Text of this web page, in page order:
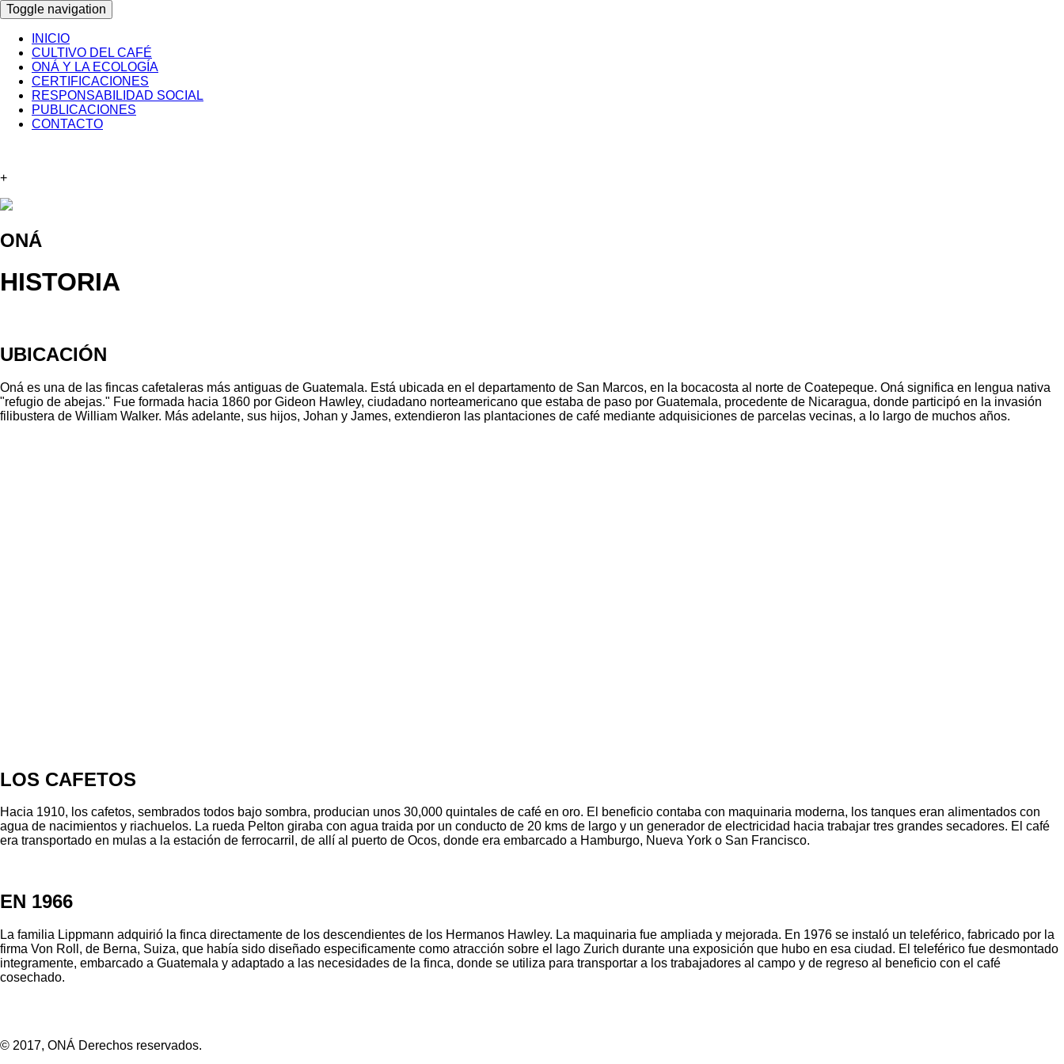
Toggle navigation
INICIO
CULTIVO DEL CAFÉ
ONÁ Y LA ECOLOGÍA
CERTIFICACIONES
RESPONSABILIDAD SOCIAL
PUBLICACIONES
CONTACTO
+
ONÁ
HISTORIA
UBICACIÓN
Oná es una de las fincas cafetaleras más antiguas de Guatemala. Está ubicada en el departamento de San Marcos, en la bocacosta al norte de Coatepeque. Oná significa en lengua nativa
"refugio de abejas." Fue formada hacia 1860 por Gideon Hawley, ciudadano norteamericano que estaba de paso por Guatemala, procedente de Nicaragua, donde participó en la invasión
filibustera de William Walker. Más adelante, sus hijos, Johan y James, extendieron las plantaciones de café mediante adquisiciones de parcelas vecinas, a lo largo de muchos años.
LOS CAFETOS
Hacia 1910, los cafetos, sembrados todos bajo sombra, producian unos 30,000 quintales de café en oro. El beneficio contaba con maquinaria moderna, los tanques eran alimentados con
agua de nacimientos y riachuelos. La rueda Pelton giraba con agua traida por un conducto de 20 kms de largo y un generador de electricidad hacia trabajar tres grandes secadores. El café
era transportado en mulas a la estación de ferrocarril, de allí al puerto de Ocos, donde era embarcado a Hamburgo, Nueva York o San Francisco.
EN 1966
La familia Lippmann adquirió la finca directamente de los descendientes de los Hermanos Hawley. La maquinaria fue ampliada y mejorada. En 1976 se instaló un teleférico, fabricado por la
firma Von Roll, de Berna, Suiza, que había sido diseñado especificamente como atracción sobre el lago Zurich durante una exposición que hubo en esa ciudad. El teleférico fue desmontado
integramente, embarcado a Guatemala y adaptado a las necesidades de la finca, donde se utiliza para transportar a los trabajadores al campo y de regreso al beneficio con el café
cosechado.
© 2017, ONÁ Derechos reservados.